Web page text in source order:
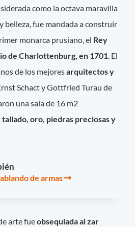
como la octava maravilla
belleza, fue mandada a construir
monarca prusiano, el Rey
de Charlottenburg, en 1701 . El
de los mejoresarquitectos y
Schact y Gottfried Turau de
una sala de 16 m2
oro, piedras preciosas y
de armas
arte fueobsequiada al zar